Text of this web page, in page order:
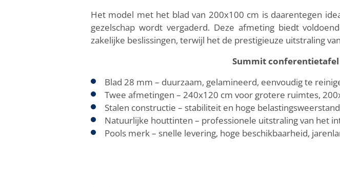
Het model met het blad van 200x100 cm is daarentegen
gezelschap wordt vergaderd. Deze afmeting biedt
zakelijke beslissingen, terwijl het de prestigieuze uitstraling
Summit
Blad 28 mm – duurzaam, gelamineerd, eenvoudig te
Twee afmetingen – 240x120 cm voor grotere ruimtes,
Stalen constructie – stabiliteit en hoge
Natuurlijke houttinten – professionele uitstraling van het
Pools merk – snelle levering, hoge beschikbaarheid,